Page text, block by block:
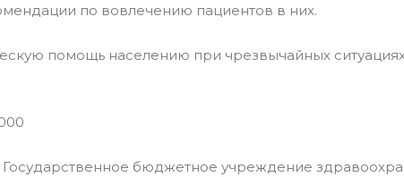
по вовлечению пациентов в них.
помощь населению при чрезвычайных
бюджетное учреждение